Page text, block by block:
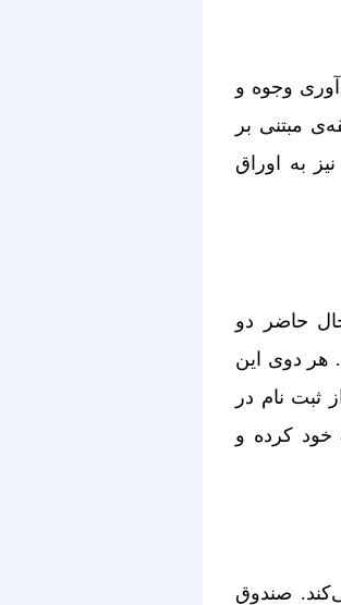
وجوه و
مبتنی بر
به اوراق
حاضر دو
هر دوی این
ثبت نام در
خود کرده و
صندوق